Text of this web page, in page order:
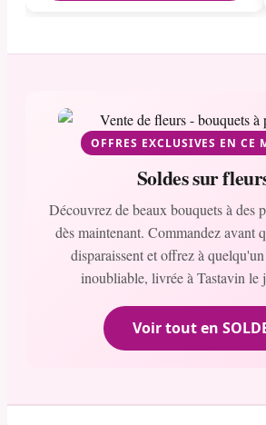
OFFRES EXCLUSIVES EN CE
Soldes sur
Découvrez de beaux bouquets à des
dès maintenant. Commandez avant
disparaissent et offrez à
inoubliable, livrée à Tastavin le
Voir tout en